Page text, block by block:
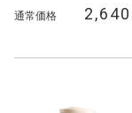
通常価格 2,640